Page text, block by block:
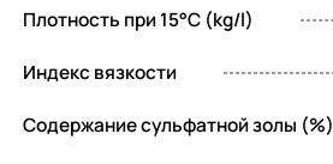
Плотность при 15°C (kg/l)
Индекс вязкости
Содержание сульфатной золы (%)